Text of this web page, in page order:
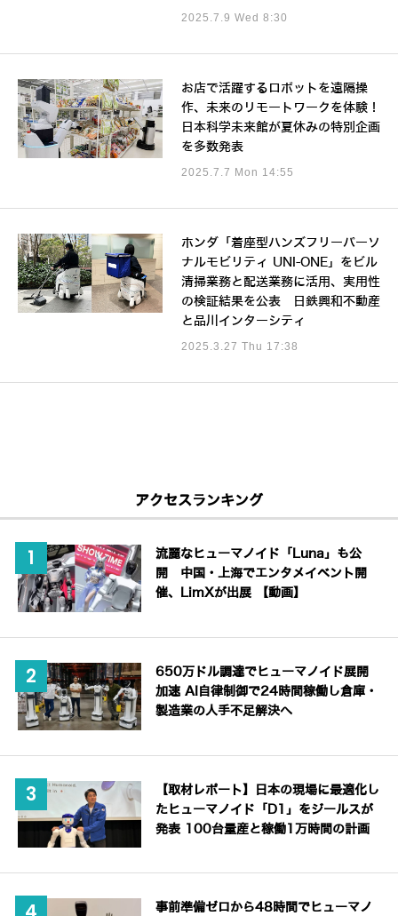
2025.7.9 Wed 8:30
お店で活躍するロボットを遠隔操
作、未来のリモートワークを体験！
日本科学未来館が夏休みの特別企画
を多数発表
2025.7.7 Mon 14:55
ホンダ「着座型ハンズフリーパーソ
ナルモビリティ UNI-ONE」をビル
清掃業務と配送業務に活用、実用性
の検証結果を公表 日鉄興和不動産
と品川インターシティ
2025.3.27 Thu 17:38
アクセスランキング
流麗なヒューマノイド「Luna」も公
開 中国・上海でエンタメイベント開
催、LimXが出展 【動画】
650万ドル調達でヒューマノイド展開
加速 AI自律制御で24時間稼働し倉庫・
製造業の人手不足解決へ
【取材レポート】日本の現場に最適化し
たヒューマノイド「D1」をジールスが
発表 100台量産と稼働1万時間の計画
事前準備ゼロから48時間でヒューマノ